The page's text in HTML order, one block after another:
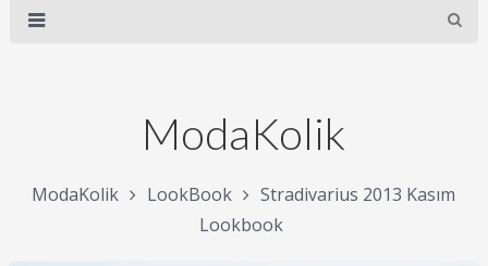
ModaKolik
ModaKolik LookBook
Stradivarius 2013 Kasım
Lookbook